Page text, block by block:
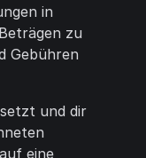
in
zu
Gebühren
und dir
eine